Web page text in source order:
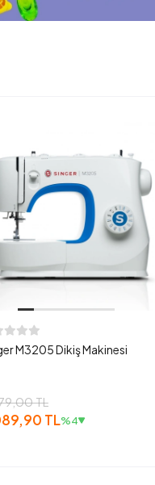
M3205 Dikiş Makinesi
TL
TL%4